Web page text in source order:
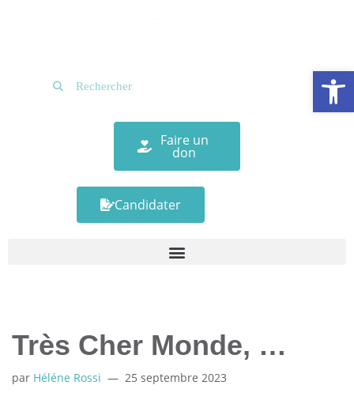
contenu
Faire un
don
Candidater
Très Cher Monde, …
par Héléne Rossi 25 septembre 2023